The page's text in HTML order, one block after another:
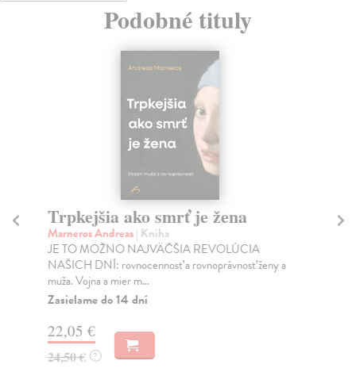
Podobné tituly
Trpkejšia ako smrť je žena
Marneros Andreas| Kniha
JE TO MOŽNO NAJVÄČŠIA REVOLÚCIA
NAŠICH DNÍ: rovnocennosť a rovnoprávnosť ženy a
muža. Vojna a mier m...
Zasielame do 14 dní
22,05 €
24,50 € ?